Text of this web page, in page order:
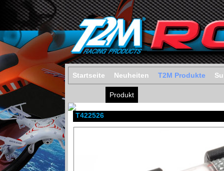
Startseite Neuheiten T2M Produkte
Produkt
T422526